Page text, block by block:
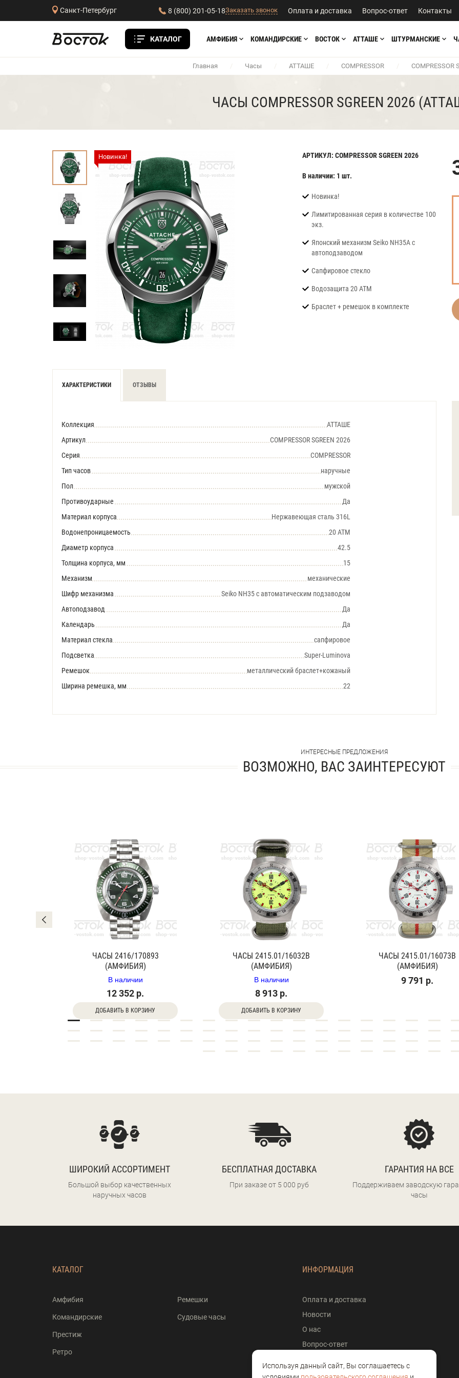
Санкт-Петербург 8 (800) 201-05-18Заказать звонок Оплата и доставка Вопрос-ответ Контакты
КАТАЛОГ АМФИБИЯ КОМАНДИРСКИЕ ВОСТОК АТТАШЕ ШТУРМАНСКИЕ
Главная / Часы / АТТАШЕ / COMPRESSOR / COMPRESSOR
ЧАСЫ COMPRESSOR SGREEN 2026
Новинка! АРТИКУЛ: COMPRESSOR SGREEN 2026
В наличии: 1 шт.
Новинка!
Лимитированная серия в количестве 100
экз.
Японский механизм Seiko NH35A с
автоподзаводом
Сапфировое стекло
Водозащита 20 АТМ
Браслет + ремешок в комплекте
ХАРАКТЕРИСТИКИ ОТЗЫВЫ
Коллекция
АТТАШЕ
Артикул
COMPRESSOR SGREEN 2026
Серия
COMPRESSOR
Тип часов
наручные
Пол
мужской
Противоударные
Да
Материал корпуса
Нержавеющая сталь 316L
Водонепроницаемость
20 АТМ
Диаметр корпуса
42.5
Толщина корпуса, мм
15
Механизм
механические
Шифр механизма
Seiko NH35 с автоматическим подзаводом
Автоподзавод
Да
Календарь
Да
Материал стекла
сапфировое
Подсветка
Super-Luminova
Ремешок
металлический браслет+кожаный
Ширина ремешка, мм
22
ИНТЕРЕСНЫЕ ПРЕДЛОЖЕНИЯ
ВОЗМОЖНО, ВАС ЗАИНТЕРЕСУЮТ
ЧАСЫ 2416/170893
(АМФИБИЯ)
В наличии
12 352 р.
ДОБАВИТЬ В КОРЗИНУ
ЧАСЫ 2415.01/16032В
(АМФИБИЯ)
В наличии
8 913 р.
ДОБАВИТЬ В КОРЗИНУ
ЧАСЫ 2415.01/16073В
(АМФИБИЯ)
9 791 р.
ШИРОКИЙ АССОРТИМЕНТ
Большой выбор качественных
наручных часов
БЕСПЛАТНАЯ ДОСТАВКА
При заказе от 5 000 руб
ГАРАНТИЯ НА ВСЕ
Поддерживаем заводскую
часы
КАТАЛОГ
Амфибия
Командирские
Престиж
Ретро
Ремешки
Судовые часы
ИНФОРМАЦИЯ
Оплата и доставка
Новости
О нас
Вопрос-ответ
Отзывы
Используя данный сайт, Вы соглашаетесь с